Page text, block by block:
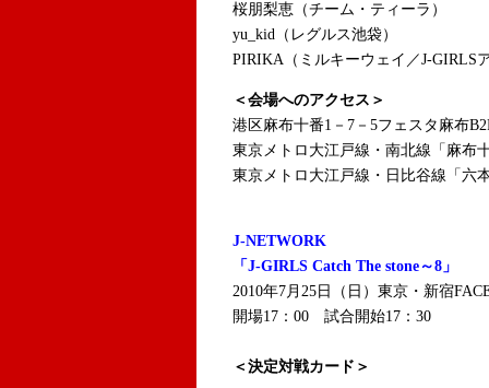
桜朋梨恵（チーム・ティーラ）
yu_kid（レグルス池袋）
PIRIKA（ミルキーウェイ／J-GIRLS
＜会場へのアクセス＞
港区麻布十番1－7－5フェスタ麻布
東京メトロ大江戸線・南北線「麻布
東京メトロ大江戸線・日比谷線「六
J-NETWORK
「J-GIRLS Catch The stone～8」
2010年7月25日（日）東京・新宿
開場17：00 試合開始17：30
＜決定対戦カード＞